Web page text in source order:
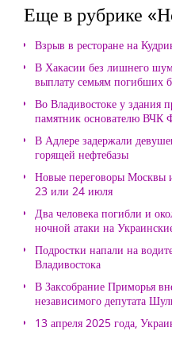
Еще в рубрике
Взрыв в ресторане на
В Хакасии без лишнего
выплату семьям погибших
Во Владивостоке у здания
памятник основателю ВЧК
В Адлере задержали
горящей нефтебазы
Новые переговоры Москвы
23 или 24 июля
Два человека погибли и
ночной атаки на
Подростки напали на
Владивостока
В Заксобрание Приморья
независимого депутата
13 апреля 2025 года,